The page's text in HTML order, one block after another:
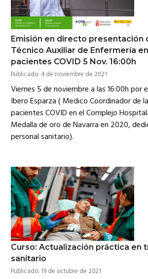
Emisión en directo presentación
Técnico Auxiliar de Enfermería
pacientes COVID 5 Nov. 16:00h
Publicado: 4 de noviembre de 2021
Viernes 5 de noviembre a las 16:00h por
Ibero Esparza ( Medico Coordinador de
pacientes COVID en el Complejo
Medalla de oro de Navarra en 2020,
personal sanitario).
Curso: Actualización práctica en
sanitario
Publicado: 19 de octubre de 2021